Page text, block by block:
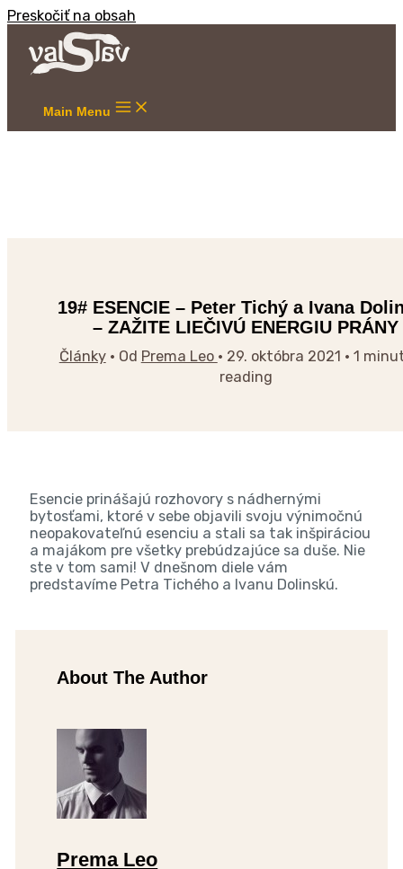
Preskočiť na obsah
Main Menu
19# ESENCIE – Peter Tichý a Ivana
– ZAŽITE LIEČIVÚ ENERGIU PRÁNY
Články• Od Prema Leo • 29. októbra 2021 • 1
reading
Esencie prinášajú rozhovory s nádhernými
bytosťami, ktoré v sebe objavili svoju výnimočnú
neopakovateľnú esenciu a stali sa tak inšpiráciou
a majákom pre všetky prebúdzajúce sa duše. Nie
ste v tom sami! V dnešnom diele vám
predstavíme Petra Tichého a Ivanu Dolinskú.
About The Author
Prema Leo